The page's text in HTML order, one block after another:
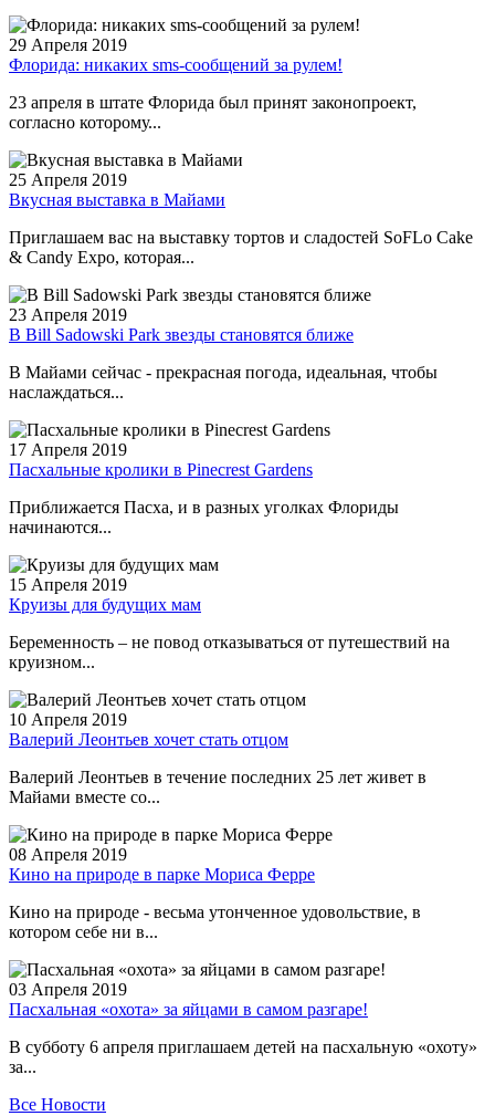
29 Апреля 2019
Флорида: никаких sms-сообщений за рулем!
23 апреля в штате Флорида был принят законопроект,
согласно которому...
25 Апреля 2019
Вкусная выставка в Майами
Приглашаем вас на выставку тортов и сладостей SoFLo Cake
& Candy Expo, которая...
23 Апреля 2019
В Bill Sadowski Park звезды становятся ближе
В Майами сейчас - прекрасная погода, идеальная, чтобы
наслаждаться...
17 Апреля 2019
Пасхальные кролики в Pinecrest Gardens
Приближается Пасха, и в разных уголках Флориды
начинаются...
15 Апреля 2019
Круизы для будущих мам
Беременность – не повод отказываться от путешествий на
круизном...
10 Апреля 2019
Валерий Леонтьев хочет стать отцом
Валерий Леонтьев в течение последних 25 лет живет в
Майами вместе со...
08 Апреля 2019
Кино на природе в парке Мориса Ферре
Кино на природе - весьма утонченное удовольствие, в
котором себе ни в...
03 Апреля 2019
Пасхальная «охота» за яйцами в самом разгаре!
В субботу 6 апреля приглашаем детей на пасхальную «охоту»
за...
Все Новости